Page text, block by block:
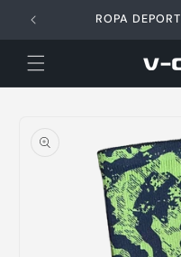
directamente
al contenido
ROPA
información